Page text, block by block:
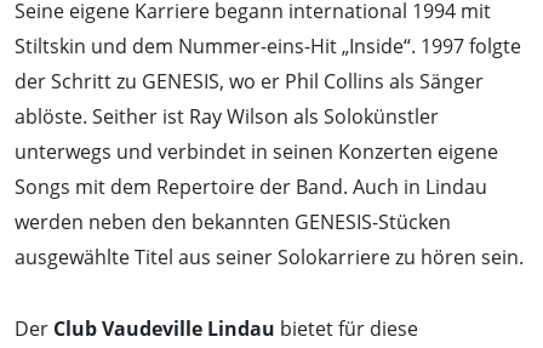
Seine eigene Karriere begann international 1994 mit
Stiltskin und dem Nummer-eins-Hit „Inside“. 1997 folgte
der Schritt zu GENESIS, wo er Phil Collins als Sänger
ablöste. Seither ist Ray Wilson als Solokünstler
unterwegs und verbindet in seinen Konzerten eigene
Songs mit dem Repertoire der Band. Auch in Lindau
werden neben den bekannten GENESIS-Stücken
ausgewählte Titel aus seiner Solokarriere zu hören sein.
Der Club Vaudeville Lindau bietet für diese